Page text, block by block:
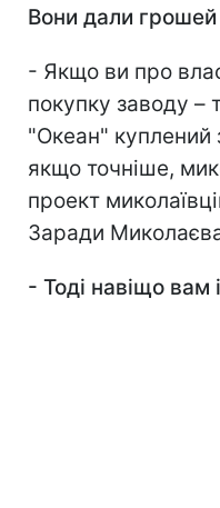
Вони дали
- Якщо ви про
покупку заводу –
"Океан" куплений
якщо точніше,
проект
Заради
- Тоді навіщо вам